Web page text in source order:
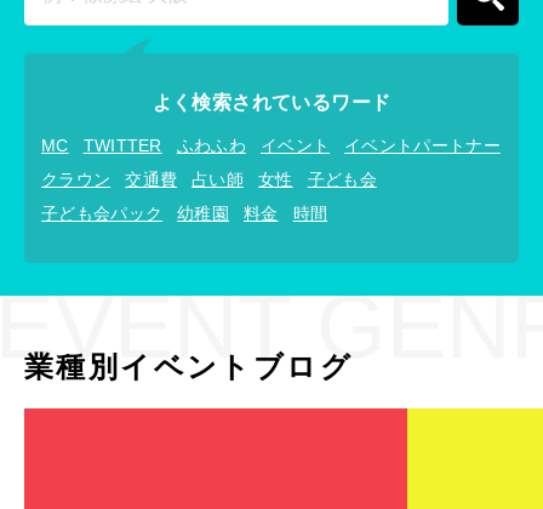
よく検索されているワード
MC TWITTER ふわふわ イベント
イベントパートナー
クラウン
交通費 占い師 女性
子ども会
子ども会パック
幼稚園 料金 時間
業種別イベントブログ